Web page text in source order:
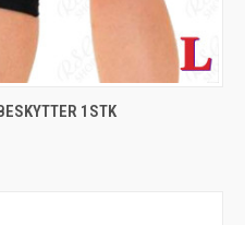
QUICK VIEW1STK